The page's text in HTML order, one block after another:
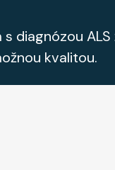
diagnózou ALS
kvalitou.